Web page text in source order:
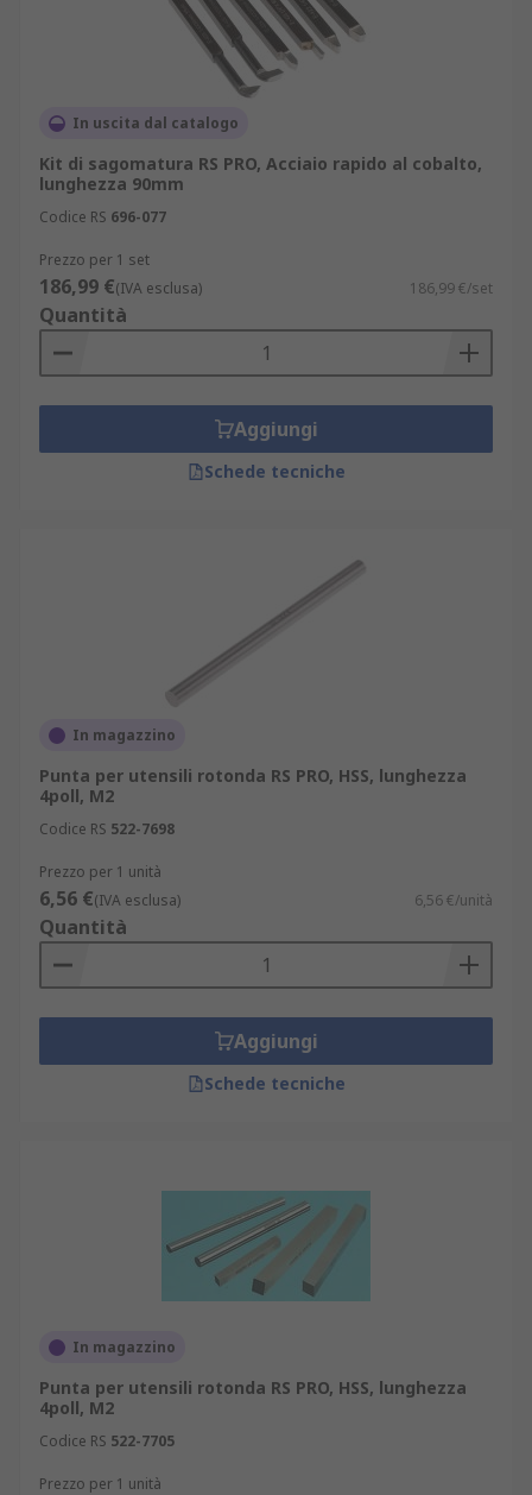
In uscita dal catalogo
Kit di sagomatura RS PRO, Acciaio rapido al cobalto,
lunghezza 90mm
Codice RS 696-077
Prezzo per 1 set
186,99 €(IVA esclusa) 186,99 €/set
Quantità
Aggiungi
Schede tecniche
In magazzino
Punta per utensili rotonda RS PRO, HSS, lunghezza
4poll, M2
Codice RS 522-7698
Prezzo per 1 unità
6,56 €(IVA esclusa) 6,56 €/unità
Quantità
Aggiungi
Schede tecniche
In magazzino
Punta per utensili rotonda RS PRO, HSS, lunghezza
4poll, M2
Codice RS 522-7705
Prezzo per 1 unità